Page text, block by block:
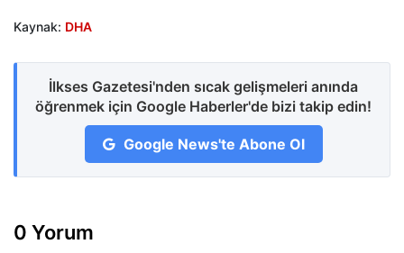
Kaynak: DHA
İlkses Gazetesi'nden sıcak gelişmeleri anında
öğrenmek için Google Haberler'de bizi takip edin!
Google News'te Abone Ol
0 Yorum